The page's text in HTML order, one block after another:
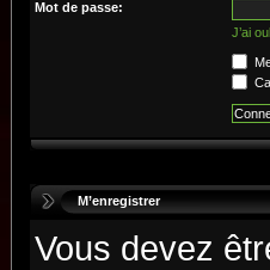
Mot de passe:
J’ai
M’enregistrer
Vous devez